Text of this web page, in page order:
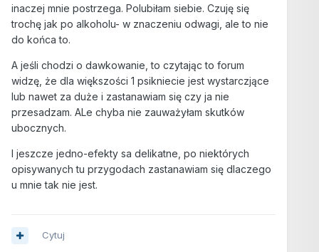
inaczej mnie postrzega. Polubiłam siebie. Czuję się
trochę jak po alkoholu- w znaczeniu odwagi, ale to nie
do końca to.
A jeśli chodzi o dawkowanie, to czytając to forum
widzę, że dla większości 1 psikniecie jest wystarczjące
lub nawet za duże i zastanawiam się czy ja nie
przesadzam. ALe chyba nie zauważyłam skutków
ubocznych.
I jeszcze jedno-efekty sa delikatne, po niektórych
opisywanych tu przygodach zastanawiam się dlaczego
u mnie tak nie jest.
Cytuj